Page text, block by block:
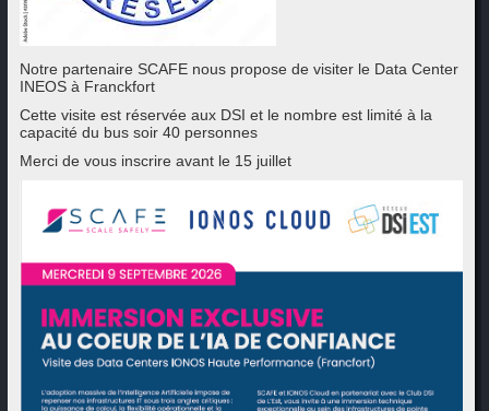
Notre partenaire SCAFE nous propose de visiter le Data Center
INEOS à Franckfort
Cette visite est réservée aux DSI et le nombre est limité à la
capacité du bus soir 40 personnes
Merci de vous inscrire avant le 15 juillet